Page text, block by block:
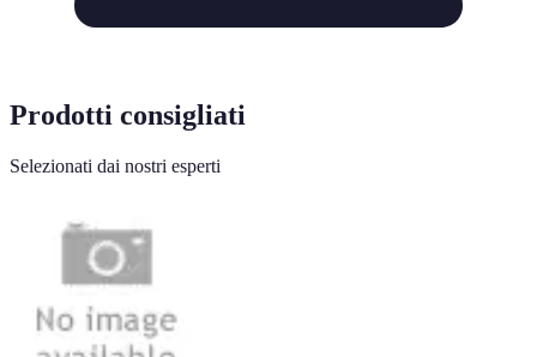
Prodotti consigliati
Selezionati dai nostri esperti